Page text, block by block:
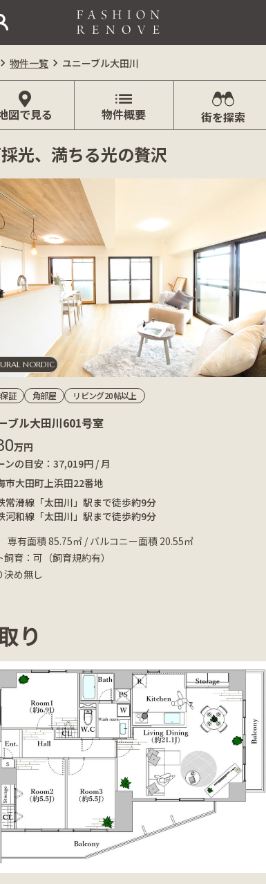
新規入会
物件一覧  ユニーブル大田川
図で見る 物件概要 街を探索
光、満ちる光の贅沢
NORDIC
証 角部屋 リビング20帖以上
ブル大田川601号室
万円
ンの目安：37,019円 / 月
市大田町上浜田22番地
常滑線「太田川」駅まで徒歩約9分
河和線「太田川」駅まで徒歩約9分
有面積 85.75㎡ / バルコニー面積 20.55㎡
育：可（飼育規約有）
め無し
り